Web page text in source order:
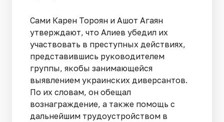
Сами Карен Тороян и Ашот Агаян
утверждают, что Алиев убедил их
участвовать в преступных действиях,
представившись руководителем
группы, якобы занимающейся
выявлением украинских диверсантов.
По их словам, он обещал
вознаграждение, а также помощь с
дальнейшим трудоустройством в